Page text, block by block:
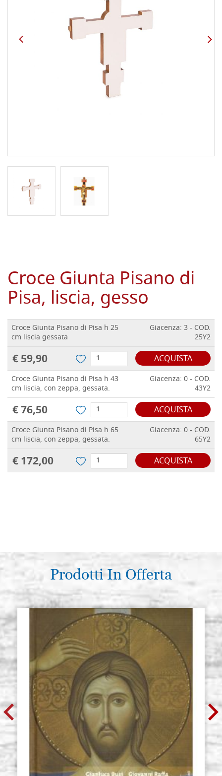
Croce Giunta Pisano di
Pisa, liscia, gesso
Croce Giunta Pisano di Pisa h 25
cm liscia gessata
Giacenza: 3 - COD.
25Y2
€ 59,90 ACQUISTA
Croce Giunta Pisano di Pisa h 43
cm liscia, con zeppa, gessata.
Giacenza: 0 - COD.
43Y2
€ 76,50 ACQUISTA
Croce Giunta Pisano di Pisa h 65
cm liscia, con zeppa, gessata.
Giacenza: 0 - COD.
65Y2
€ 172,00 ACQUISTA
Prodotti In Offerta